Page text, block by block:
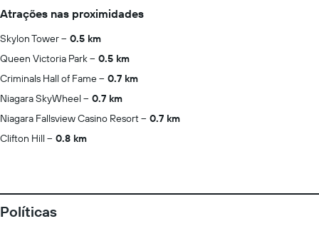
Atrações nas proximidades
Skylon Tower
0.5 km
Queen Victoria Park
0.5 km
Criminals Hall of Fame
0.7 km
Niagara SkyWheel
0.7 km
Niagara Fallsview Casino Resort
0.7 km
Clifton Hill
0.8 km
Políticas